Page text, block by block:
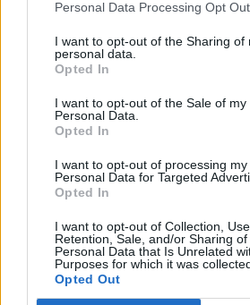
Personal Data Processing Opt
I want to opt-out of the Sharing of
personal data.
Opted In
I want to opt-out of the Sale of my
Personal Data.
Opted In
I want to opt-out of processing my
Personal Data for Targeted
Opted In
I want to opt-out of Collection, Use,
Retention, Sale, and/or Sharing of
Personal Data that Is Unrelated
Purposes for which it was
Opted Out
manera estable y periódica. El
obtenido en la Liga Nacional
edición de 2012 ganó en la
y que se enfrentó durante tres
más de 20 equipos de
privadas españolas.
ANTERIOR
El Presidente del
Consejo Social solicita